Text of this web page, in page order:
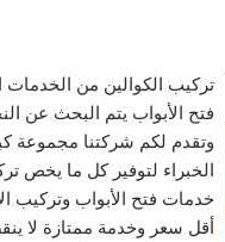
تركيب الكوالين من الخدمات
فتح الأبواب يتم البحث عن
وتقدم لكم شركتنا مجموعة
الخبراء لتوفير كل ما يخص
خدمات فتح الأبواب وتركيب
أقل سعر وخدمة ممتازة لا